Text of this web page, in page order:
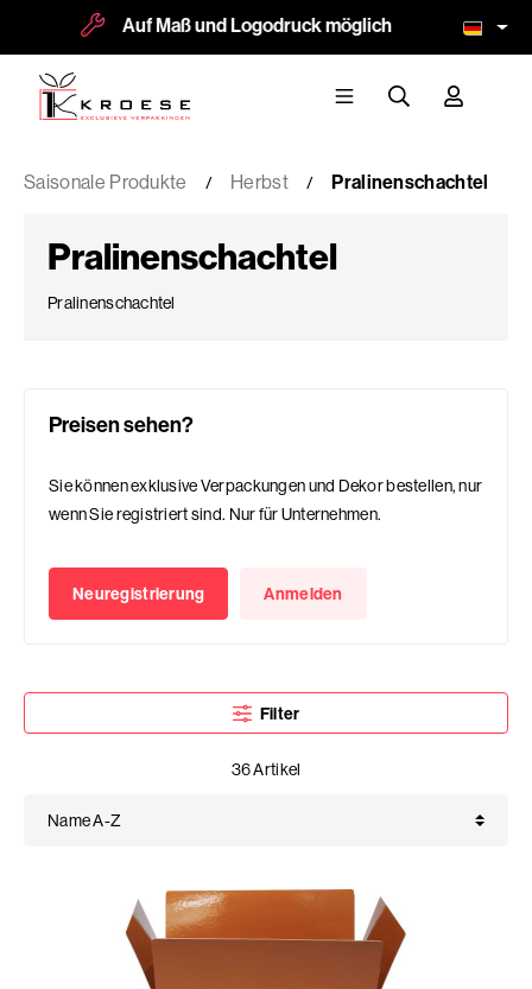
Auf Maß und Logodruck möglich Mehr
Saisonale Produkte Herbst Pralinenschachtel
Pralinenschachtel
Pralinenschachtel
Preisen sehen?
Sie können exklusive Verpackungen und Dekor bestellen, nur
wenn Sie registriert sind. Nur für Unternehmen.
Neuregistrierung Anmelden
Filter
36 Artikel